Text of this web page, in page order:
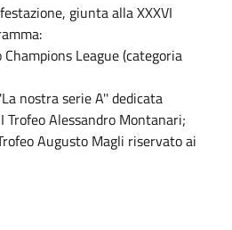
giunta alla XXXVI
League (categoria
nostra serie A'' dedicata
Trofeo Alessandro Montanari;
Augusto Magli riservato ai